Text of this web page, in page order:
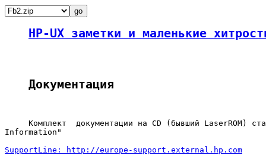
HP-UX заметки и маленькие
Документация
Комплект  документации на CD (бывший LaserROM)
Information"
SupportLine: http://europe-support.external.hp.com